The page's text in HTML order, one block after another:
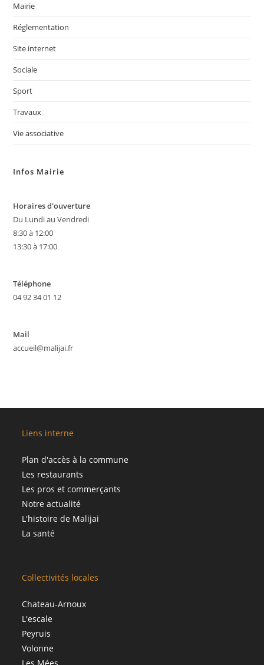
Mairie
Réglementation
Site internet
Sociale
Sport
Travaux
Vie associative
Infos Mairie
Horaires d'ouverture
Du Lundi au Vendredi
8:30 à 12:00
13:30 à 17:00
Téléphone
04 92 34 01 12
Mail
accueil@malijai.fr
Liens interne
Plan d'accès à la commune
Les restaurants
Les pros et commerçants
Notre actualité
L'histoire de Malijai
La santé
Collectivités locales
Chateau-Arnoux
L'escale
Peyruis
Volonne